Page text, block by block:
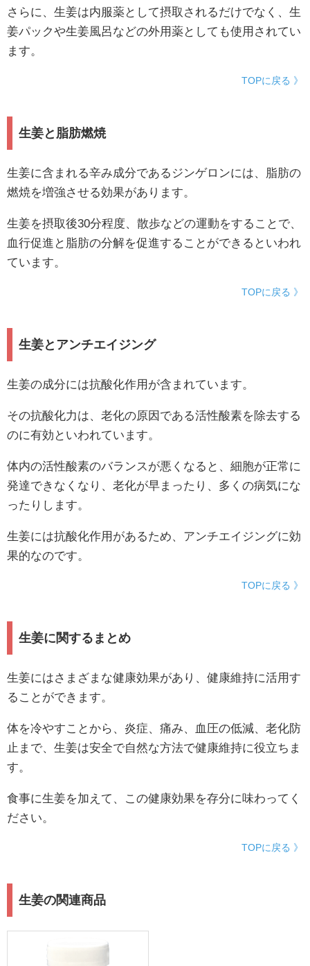
さらに、生姜は内服薬として摂取されるだけでなく、生
姜パックや生姜風呂などの外用薬としても使用されてい
ます。
TOPに戻る 》
生姜と脂肪燃焼
生姜に含まれる辛み成分であるジンゲロンには、脂肪の
燃焼を増強させる効果があります。
生姜を摂取後30分程度、散歩などの運動をすることで、
血行促進と脂肪の分解を促進することができるといわれ
ています。
TOPに戻る 》
生姜とアンチエイジング
生姜の成分には抗酸化作用が含まれています。
その抗酸化力は、老化の原因である活性酸素を除去する
のに有効といわれています。
体内の活性酸素のバランスが悪くなると、細胞が正常に
発達できなくなり、老化が早まったり、多くの病気にな
ったりします。
生姜には抗酸化作用があるため、アンチエイジングに効
果的なのです。
TOPに戻る 》
生姜に関するまとめ
生姜にはさまざまな健康効果があり、健康維持に活用す
ることができます。
体を冷やすことから、炎症、痛み、血圧の低減、老化防
止まで、生姜は安全で自然な方法で健康維持に役立ちま
す。
食事に生姜を加えて、この健康効果を存分に味わってく
ださい。
TOPに戻る 》
生姜の関連商品